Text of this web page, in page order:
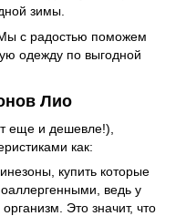
зимы.
с радостью поможем
одежду по выгодной
Лио
еще и дешевле!),
как:
купить которые
ведь у
Это значит, что